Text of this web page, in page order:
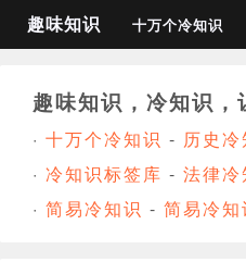
趣味知识 十万个冷知识
趣味知识，冷知识，
· 十万个冷知识 - 历史冷
· 冷知识标签库 - 法律冷
· 简易冷知识 - 简易冷